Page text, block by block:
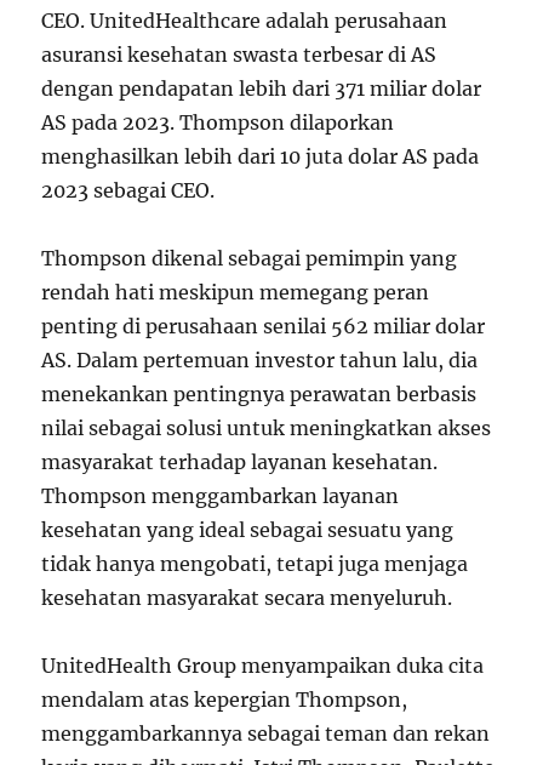
CEO. UnitedHealthcare adalah perusahaan
asuransi kesehatan swasta terbesar di AS
dengan pendapatan lebih dari 371 miliar dolar
AS pada 2023. Thompson dilaporkan
menghasilkan lebih dari 10 juta dolar AS pada
2023 sebagai CEO.
Thompson dikenal sebagai pemimpin yang
rendah hati meskipun memegang peran
penting di perusahaan senilai 562 miliar dolar
AS. Dalam pertemuan investor tahun lalu, dia
menekankan pentingnya perawatan berbasis
nilai sebagai solusi untuk meningkatkan akses
masyarakat terhadap layanan kesehatan.
Thompson menggambarkan layanan
kesehatan yang ideal sebagai sesuatu yang
tidak hanya mengobati, tetapi juga menjaga
kesehatan masyarakat secara menyeluruh.
UnitedHealth Group menyampaikan duka cita
mendalam atas kepergian Thompson,
menggambarkannya sebagai teman dan rekan